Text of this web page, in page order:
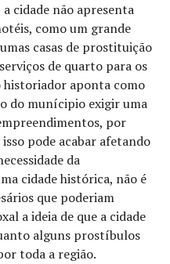
cidade não apresenta
como um grande
casas de prostituição
de quarto para os
aponta como
do munícipio exigir uma
por
pode acabar afetando
da
cidade histórica, não é
que poderiam
a ideia de que a cidade
alguns prostíbulos
toda a região.